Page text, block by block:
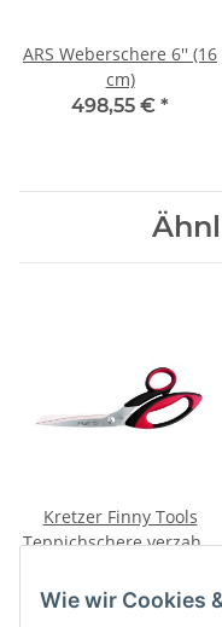
Wie wir Cookies
ARS Weberschere 6'' (16
cm)
498,55 € *
Kretzer Finny Tools
Teppichschere verzahnt